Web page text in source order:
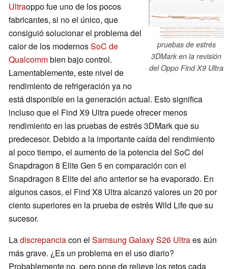
pruebas de estrés
3DMark en la revisión
del Oppo Find X9 Ultra
Ultraoppo fue uno de los pocos
fabricantes, si no el único, que
consiguió solucionar el problema del
calor de los modernosSoC de
Qualcommbien bajo control.
Lamentablemente, este nivel de
rendimiento de refrigeración ya no
está disponible en la generación actual. Esto significa
incluso que el Find X9 Ultra puede ofrecer menos
rendimiento en las pruebas de estrés 3DMark que su
predecesor. Debido a la importante caída del rendimiento
al poco tiempo, el aumento de la potencia del SoC del
Snapdragon 8 Elite Gen 5 en comparación con el
Snapdragon 8 Elite del año anterior se ha evaporado. En
algunos casos, el Find X8 Ultra alcanzó valores un 20 por
ciento superiores en la prueba de estrés Wild Life que su
sucesor.
Ladiscrepanciacon el Samsung Galaxy S26 Ultraes aún
más grave. ¿Es un problema en el uso diario?
Probablemente no, pero pone de relieve los retos cada